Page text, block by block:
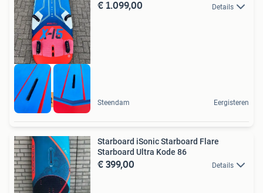
best buy
€ 1.099,00 Details
Steendam Eergisteren
Starboard iSonic Starboard Flare
Starboard Ultra Kode 86
€ 399,00 Details